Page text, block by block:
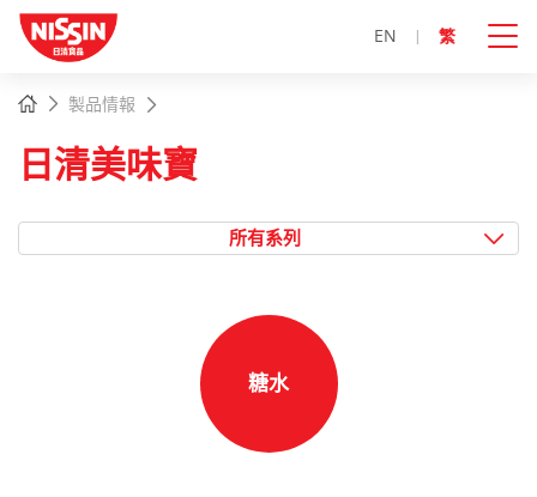
EN 繁
主頁製品情報
日清美味寶
所有系列
糖水